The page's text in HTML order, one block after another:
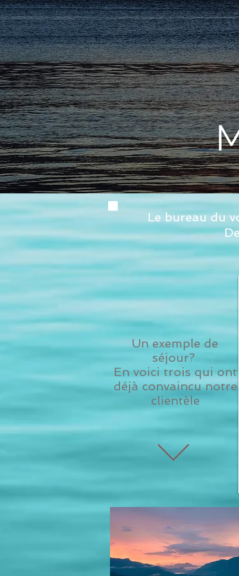
Le bureau du
Un exemple de
séjour?
En voici trois qui ont
déjà convaincu notre
clientèle